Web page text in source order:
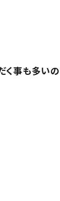
く事も多い